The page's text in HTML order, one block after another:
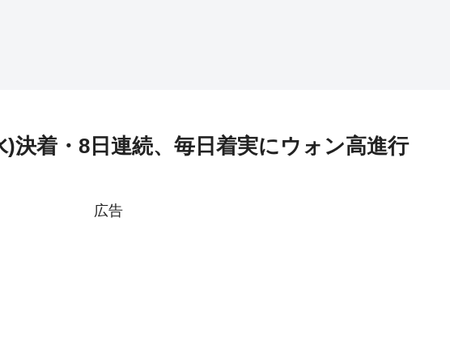
)決着・8日連続、毎日着実にウォン高進行
広告